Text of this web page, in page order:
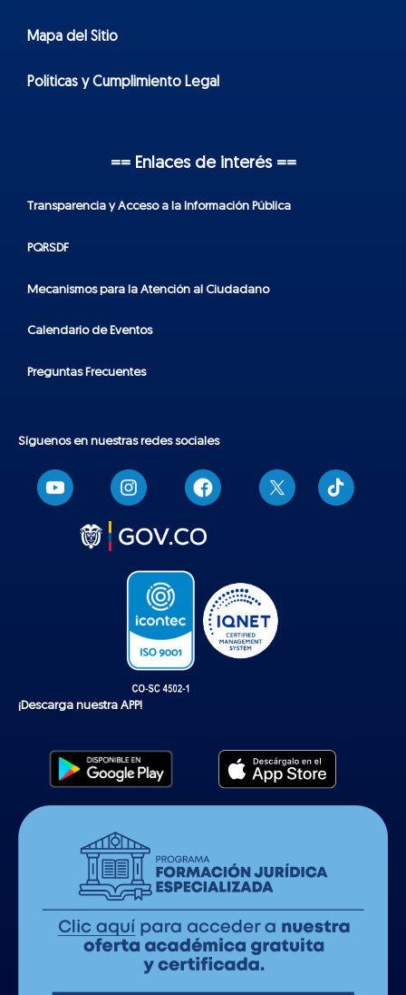
Mapa del Sitio
Políticas y Cumplimiento Legal
== Enlaces de interés ==
Transparencia y Acceso a la Información Pública
PQRSDF
Mecanismos para la Atención al Ciudadano
Calendario de Eventos
Preguntas Frecuentes
Síguenos en nuestras redes sociales
T
i
k
¡Descarga nuestra APP!